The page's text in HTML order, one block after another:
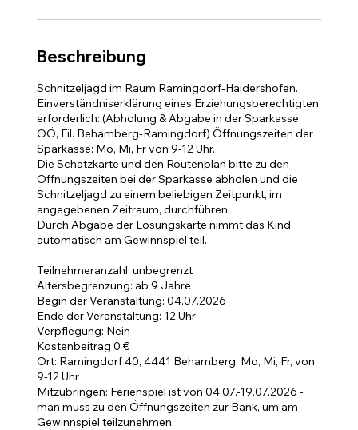
t
Beschreibung
Schnitzeljagd im Raum Ramingdorf-Haidershofen.
Einverständniserklärung eines Erziehungsberechtigten
erforderlich: (Abholung & Abgabe in der Sparkasse
OÖ, Fil. Behamberg-Ramingdorf) Öffnungszeiten der
Sparkasse: Mo, Mi, Fr von 9-12 Uhr.
Die Schatzkarte und den Routenplan bitte zu den
Öffnungszeiten bei der Sparkasse abholen und die
Schnitzeljagd zu einem beliebigen Zeitpunkt, im
angegebenen Zeitraum, durchführen.
Durch Abgabe der Lösungskarte nimmt das Kind
automatisch am Gewinnspiel teil.
Teilnehmeranzahl: unbegrenzt
Altersbegrenzung: ab 9 Jahre
Begin der Veranstaltung: 04.07.2026
Ende der Veranstaltung: 12 Uhr
Verpflegung: Nein
Kostenbeitrag 0 €
Ort: Ramingdorf 40, 4441 Behamberg, Mo, Mi, Fr, von
9-12 Uhr
Mitzubringen: Ferienspiel ist von 04.07.-19.07.2026 -
man muss zu den Öffnungszeiten zur Bank, um am
Gewinnspiel teilzunehmen.